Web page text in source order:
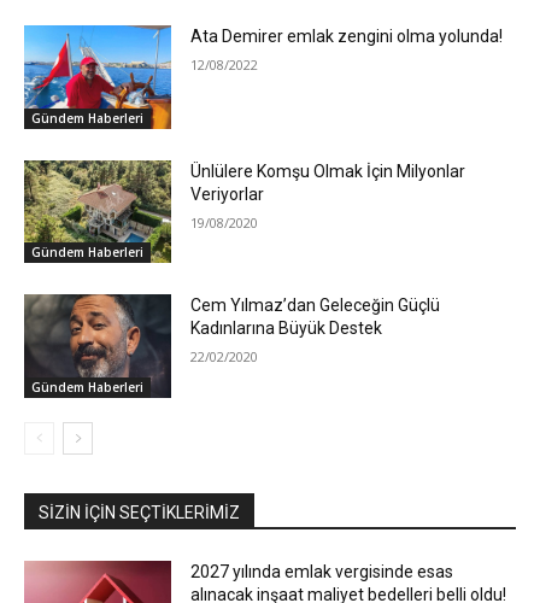
Gündem Haberleri
Ata Demirer emlak zengini olma yolunda!
12/08/2022
Gündem Haberleri
Ünlülere Komşu Olmak İçin Milyonlar
Veriyorlar
19/08/2020
Gündem Haberleri
Cem Yılmaz’dan Geleceğin Güçlü
Kadınlarına Büyük Destek
22/02/2020
SIZIN İÇIN SEÇTIKLERIMIZ
2027 yılında emlak vergisinde esas
alınacak inşaat maliyet bedelleri belli oldu!